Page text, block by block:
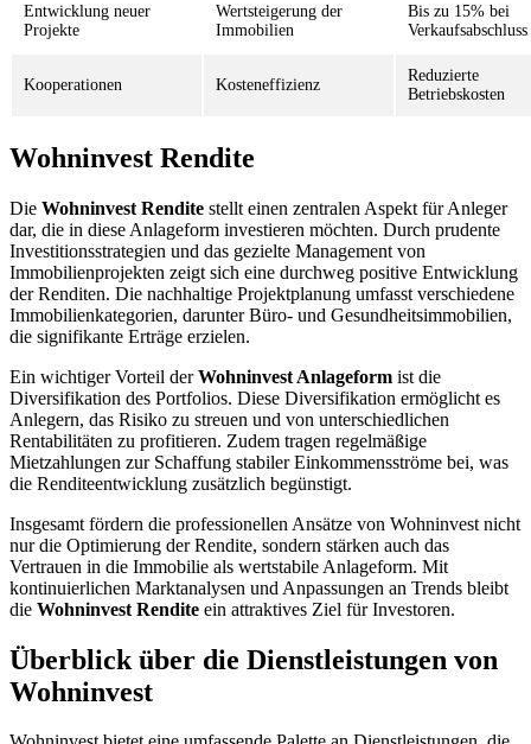
Entwicklung neuer
Projekte
Wertsteigerung der
Immobilien
Bis zu 15% bei
Verkaufsabschluss
Kooperationen Kosteneffizienz
Reduzierte
Betriebskosten
Wohninvest Rendite
Die Wohninvest Rendite stellt einen zentralen Aspekt für Anleger
dar, die in diese Anlageform investieren möchten. Durch prudente
Investitionsstrategien und das gezielte Management von
Immobilienprojekten zeigt sich eine durchweg positive Entwicklung
der Renditen. Die nachhaltige Projektplanung umfasst verschiedene
Immobilienkategorien, darunter Büro- und Gesundheitsimmobilien,
die signifikante Erträge erzielen.
Ein wichtiger Vorteil derWohninvest Anlageform ist die
Diversifikation des Portfolios. Diese Diversifikation ermöglicht es
Anlegern, das Risiko zu streuen und von unterschiedlichen
Rentabilitäten zu profitieren. Zudem tragen regelmäßige
Mietzahlungen zur Schaffung stabiler Einkommensströme bei, was
die Renditeentwicklung zusätzlich begünstigt.
Insgesamt fördern die professionellen Ansätze von Wohninvest nicht
nur die Optimierung der Rendite, sondern stärken auch das
Vertrauen in die Immobilie als wertstabile Anlageform. Mit
kontinuierlichen Marktanalysen und Anpassungen an Trends bleibt
die Wohninvest Rendite ein attraktives Ziel für Investoren.
Überblick über die Dienstleistungen von
Wohninvest